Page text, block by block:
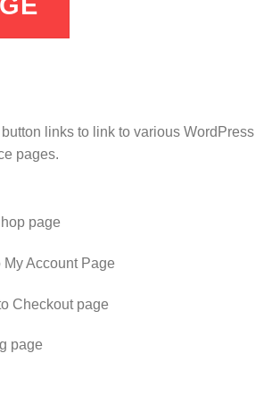
links to link to various WordPress
pages.
page
My Account Page
Checkout page
page